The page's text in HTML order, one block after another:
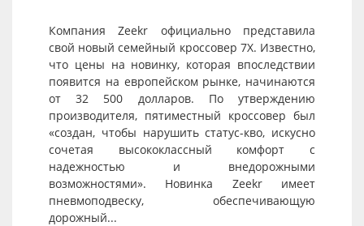
Компания Zeekr официально представила
свой новый семейный кроссовер 7X. Известно,
что цены на новинку, которая впоследствии
появится на европейском рынке, начинаются
от 32 500 долларов. По утверждению
производителя, пятиместный кроссовер был
«создан, чтобы нарушить статус-кво, искусно
сочетая высококлассный комфорт с
надежностью и внедорожными
возможностями». Новинка Zeekr имеет
пневмоподвеску, обеспечивающую
дорожный...